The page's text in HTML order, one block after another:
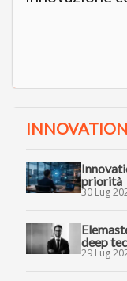
priorità
30 Lug
deep
29 Lug